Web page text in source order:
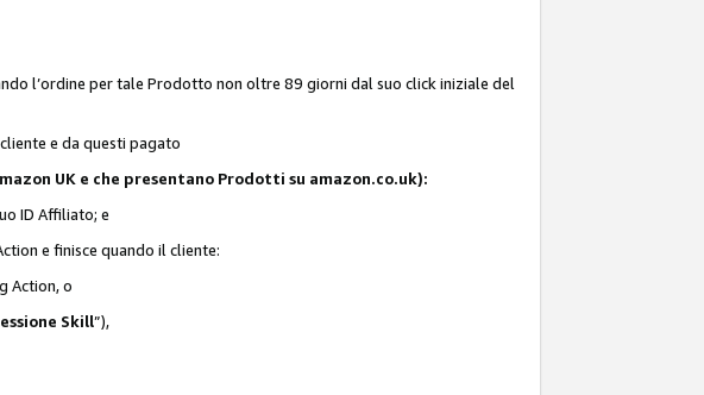
l’ordine per tale Prodotto non oltre 89 giorni dal suo click iniziale del
e da questi pagato
UK e che presentano Prodotti su amazon.co.uk):
ID Affiliato; e
e finisce quando il cliente:
Action, o
Skill”),